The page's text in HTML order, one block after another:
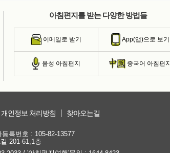
아침편지를 받는 다양한 방법들
이메일로 받기 App(앱)으로 보기
음성 아침편지 중국어 아침편지
개인정보 처리방침 찾아오는길
록번호 : 105-82-13577
201-61,1층